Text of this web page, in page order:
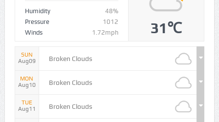
Humidity
48%
Pressure
1012
Winds
1.72mph 31℃
SUN
Aug09
Broken Clouds
MON
Aug10
Broken Clouds
TUE
Aug11
Broken Clouds